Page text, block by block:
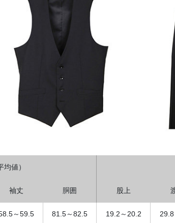
値）
袖丈 胴囲 股上
～59.5 81.5～82.5 19.2～20.2